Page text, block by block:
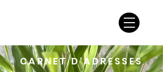
CARNET D'ADRESSES